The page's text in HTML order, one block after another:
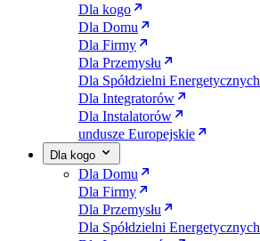
Dla kogo
Dla Domu
Dla Firmy
Dla Przemysłu
Dla Spółdzielni Energetycznych
Dla Integratorów
Dla Instalatorów
undusze Europejskie
Dla kogo
Dla Domu
Dla Firmy
Dla Przemysłu
Dla Spółdzielni Energetycznych